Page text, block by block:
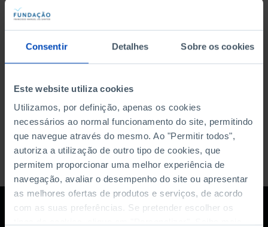
Consentir Detalhes Sobre os cookies
Este website utiliza cookies
Utilizamos, por definição, apenas os cookies
necessários ao normal funcionamento do site, permitindo
que navegue através do mesmo. Ao "Permitir todos",
autoriza a utilização de outro tipo de cookies, que
permitem proporcionar uma melhor experiência de
navegação, avaliar o desempenho do site ou apresentar
as melhores ofertas de produtos e serviços, de acordo
com as suas preferências. Se pretender escolher os
DATA DE INÍCIO
DATA DE FIM